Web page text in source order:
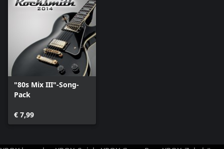
"80s Mix III"-Song-
Pack
€ 7,99